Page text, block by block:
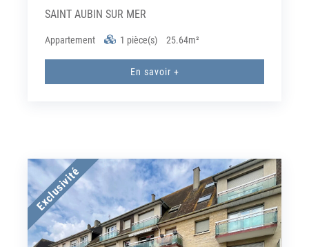
SAINT AUBIN SUR MER
Appartement 1 pièce(s) 25.64m²
En savoir +
Exclusivité